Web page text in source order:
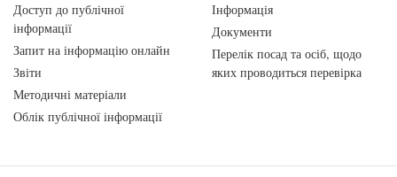
Доступ до публічної
інформації
Запит на інформацію онлайн
Звіти
Методичні матеріали
Облік публічної інформації
Інформація
Документи
Перелік посад та осіб, щодо
яких проводиться перевірка